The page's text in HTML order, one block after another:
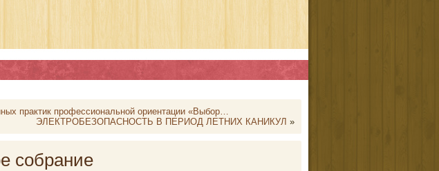
практик профессиональной ориентации «Выбор…
ЭЛЕКТРОБЕЗОПАСНОСТЬ В ПЕРИОД ЛЕТНИХ КАНИКУЛ »
собрание